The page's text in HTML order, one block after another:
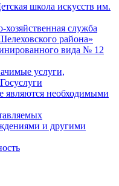
школа искусств им.
служба
района»
вида № 12
услуги,
являются необходимыми
и другими